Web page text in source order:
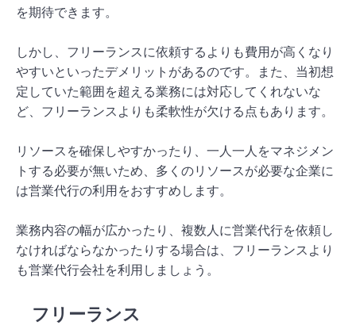
を期待できます。
しかし、フリーランスに依頼するよりも費用が高くなり
やすいといったデメリットがあるのです。また、当初想
定していた範囲を超える業務には対応してくれないな
ど、フリーランスよりも柔軟性が欠ける点もあります。
リソースを確保しやすかったり、一人一人をマネジメン
トする必要が無いため、多くのリソースが必要な企業に
は営業代行の利用をおすすめします。
業務内容の幅が広かったり、複数人に営業代行を依頼し
なければならなかったりする場合は、フリーランスより
も営業代行会社を利用しましょう。
フリーランス